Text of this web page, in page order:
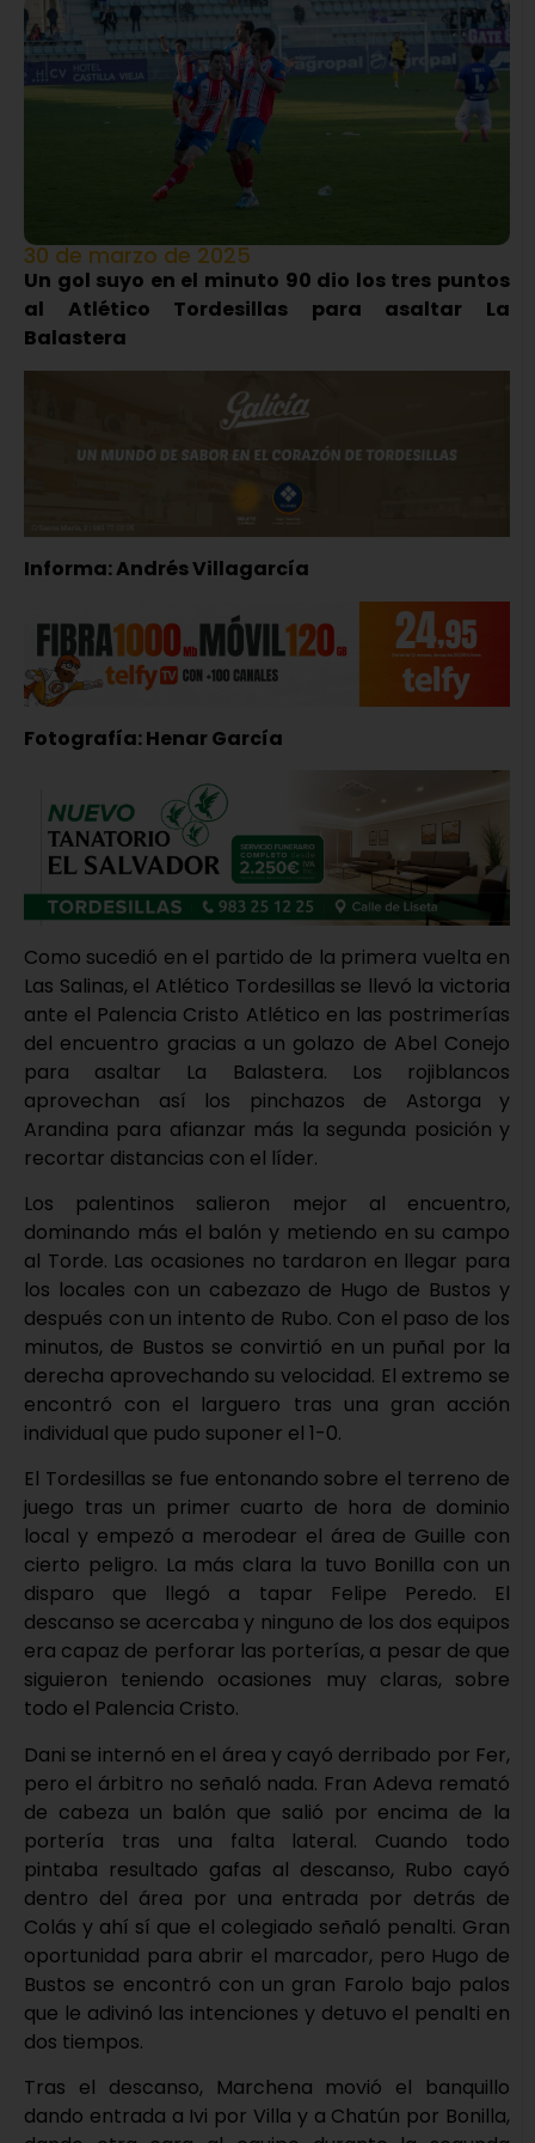
30 de marzo de 2025
Un gol suyo en el minuto 90 dio los tres puntos
al Atlético Tordesillas para asaltar La
Balastera
Informa: Andrés Villagarcía
Fotografía: Henar García
Como sucedió en el partido de la primera vuelta en
Las Salinas, el Atlético Tordesillas se llevó la victoria
ante el Palencia Cristo Atlético en las postrimerías
del encuentro gracias a un golazo de Abel Conejo
para asaltar La Balastera. Los rojiblancos
aprovechan así los pinchazos de Astorga y
Arandina para afianzar más la segunda posición y
recortar distancias con el líder.
Los palentinos salieron mejor al encuentro,
dominando más el balón y metiendo en su campo
al Torde. Las ocasiones no tardaron en llegar para
los locales con un cabezazo de Hugo de Bustos y
después con un intento de Rubo. Con el paso de los
minutos, de Bustos se convirtió en un puñal por la
derecha aprovechando su velocidad. El extremo se
encontró con el larguero tras una gran acción
individual que pudo suponer el 1-0.
El Tordesillas se fue entonando sobre el terreno de
juego tras un primer cuarto de hora de dominio
local y empezó a merodear el área de Guille con
cierto peligro. La más clara la tuvo Bonilla con un
disparo que llegó a tapar Felipe Peredo. El
descanso se acercaba y ninguno de los dos equipos
era capaz de perforar las porterías, a pesar de que
siguieron teniendo ocasiones muy claras, sobre
todo el Palencia Cristo.
Dani se internó en el área y cayó derribado por Fer,
pero el árbitro no señaló nada. Fran Adeva remató
de cabeza un balón que salió por encima de la
portería tras una falta lateral. Cuando todo
pintaba resultado gafas al descanso, Rubo cayó
dentro del área por una entrada por detrás de
Colás y ahí sí que el colegiado señaló penalti. Gran
oportunidad para abrir el marcador, pero Hugo de
Bustos se encontró con un gran Farolo bajo palos
que le adivinó las intenciones y detuvo el penalti en
dos tiempos.
Tras el descanso, Marchena movió el banquillo
dando entrada a Ivi por Villa y a Chatún por Bonilla,